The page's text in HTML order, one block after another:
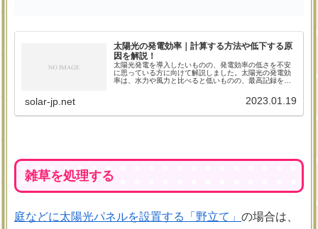
太陽光の発電効率｜計算する方法や低下する原
因を解説！
太陽光発電を導入したいものの、発電効率の低さを不安
に思っている方に向けて解説しました。太陽光の発電効
率は、水力や風力と比べると低いものの、最高記録を更
ら対策をとることが重要です。発電効率の低下に気づく
チェック方法や、対処法にも触れていますので、ぜひ参
solar-jp.net 2023.01.19
雑草を処理する
庭などに太陽光パネルを設置する「野立て」 の場合は、